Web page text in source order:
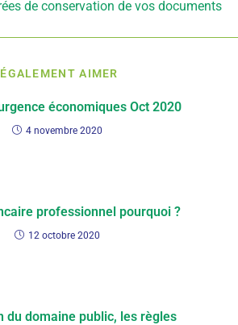
de conservation de vos documents
AIMER
économiques Oct 2020
4 novembre 2020
professionnel pourquoi ?
12 octobre 2020
du domaine public, les règles